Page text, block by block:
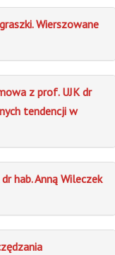
Wierszowane
z prof. UJK dr
tendencji w
hab. Anną Wileczek